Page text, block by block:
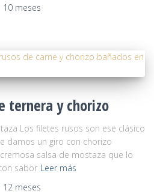
10 meses
ternera y chorizo
Los filetes rusos son ese clásico
damos un giro con chorizo
salsa de mostaza que lo
sabor Leer más
12 meses